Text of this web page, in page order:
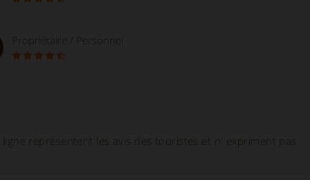
Propriétaire / Personnel
représentent les avis des touristes et n' expriment pas